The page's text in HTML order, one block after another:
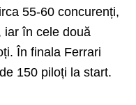
55-60 concurenți,
iar în cele două
În finala Ferrari
150 piloți la start.